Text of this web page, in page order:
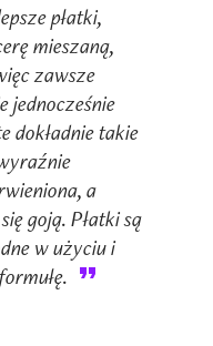
płatki,
mieszaną,
zawsze
jednocześnie
dokładnie takie
a
goją. Płatki są
w użyciu i